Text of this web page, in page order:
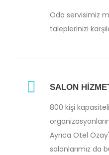
Oda servisimiz
taleplerinizi
SALON
800 kişi
Ayrıca Otel
salonlarımız da